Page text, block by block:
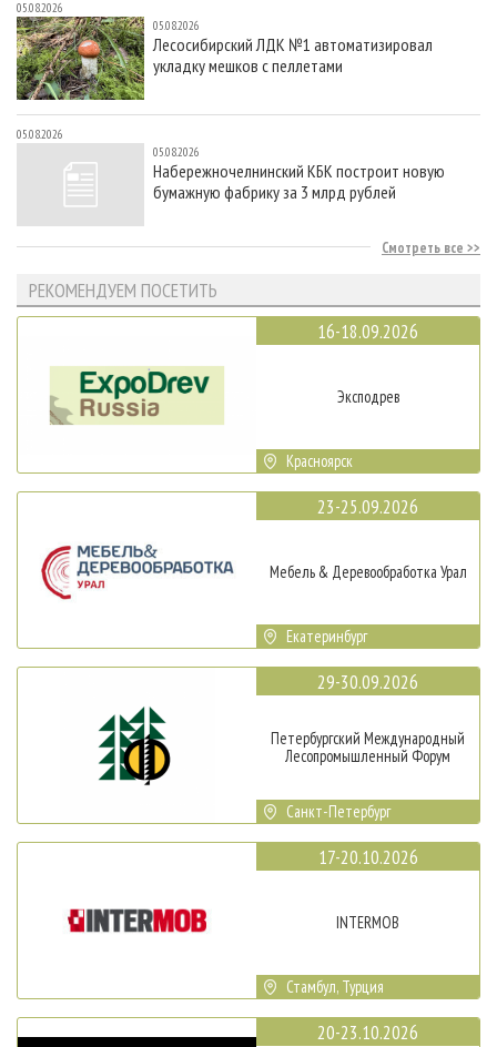
05.08.2026
05.08.2026
Лесосибирский ЛДК №1 автоматизировал
укладку мешков с пеллетами
05.08.2026
05.08.2026
Набережночелнинский КБК построит новую
бумажную фабрику за 3 млрд рублей
Смотреть все
РЕКОМЕНДУЕМ ПОСЕТИТЬ
16-18.09.2026
Эксподрев
Красноярск
23-25.09.2026
Мебель & Деревообработка Урал
Екатеринбург
29-30.09.2026
Петербургский Международный
Лесопромышленный Форум
Санкт-Петербург
17-20.10.2026
INTERMOB
Стамбул, Турция
20-23.10.2026